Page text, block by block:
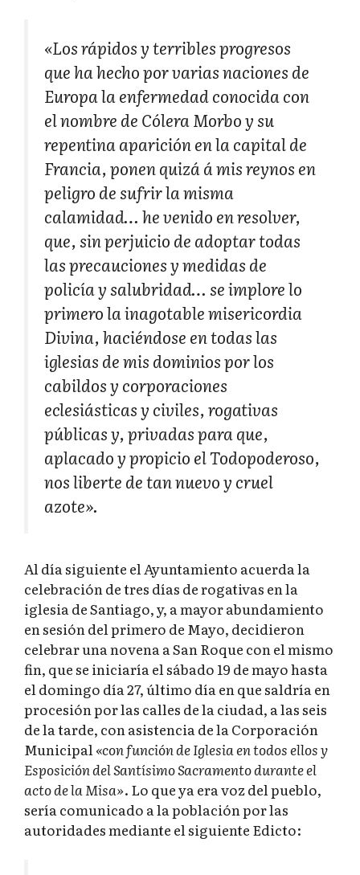
«Los rápidos y terribles progresos
que ha hecho por varias naciones de
Europa la enfermedad conocida con
el nombre de Cólera Morbo y su
repentina aparición en la capital de
Francia, ponen quizá á mis reynos en
peligro de sufrir la misma
calamidad… he venido en resolver,
que, sin perjuicio de adoptar todas
las precauciones y medidas de
policía y salubridad… se implore lo
primero la inagotable misericordia
Divina, haciéndose en todas las
iglesias de mis dominios por los
cabildos y corporaciones
eclesiásticas y civiles, rogativas
públicas y, privadas para que,
aplacado y propicio el Todopoderoso,
nos liberte de tan nuevo y cruel
azote».
Al día siguiente el Ayuntamiento acuerda la
celebración de tres días de rogativas en la
iglesia de Santiago, y, a mayor abundamiento
en sesión del primero de Mayo, decidieron
celebrar una novena a San Roque con el mismo
fin, que se iniciaría el sábado 19 de mayo hasta
el domingo día 27, último día en que saldría en
procesión por las calles de la ciudad, a las seis
de la tarde, con asistencia de la Corporación
Municipal «con función de Iglesia en todos ellos y
Esposición del Santísimo Sacramento durante el
acto de la Misa». Lo que ya era voz del pueblo,
sería comunicado a la población por las
autoridades mediante el siguiente Edicto: